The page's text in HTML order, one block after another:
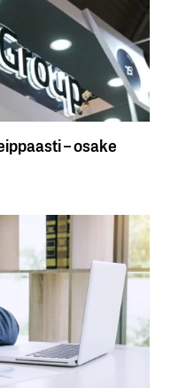
– osake